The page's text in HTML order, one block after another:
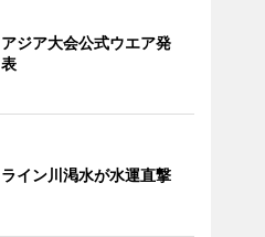
アジア大会公式ウエア発
表
ライン川渇水が水運直撃